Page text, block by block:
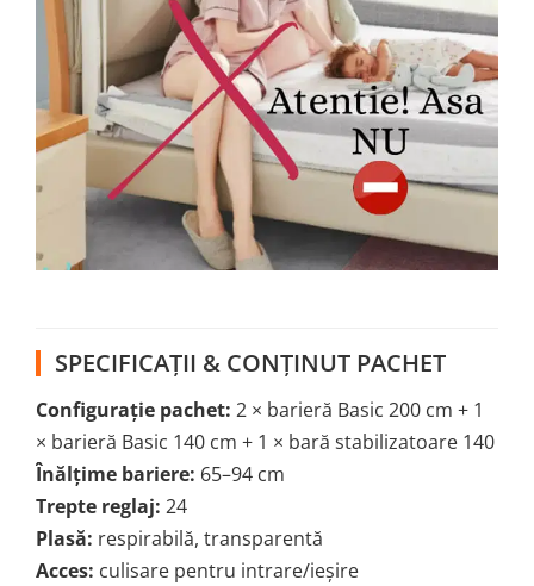
SPECIFICAȚII & CONȚINUT PACHET
Configurație pachet: 2 × barieră Basic 200 cm + 1
× barieră Basic 140 cm + 1 × bară stabilizatoare 140
Înălțime bariere: 65–94 cm
Trepte reglaj: 24
Plasă: respirabilă, transparentă
Acces: culisare pentru intrare/ieșire